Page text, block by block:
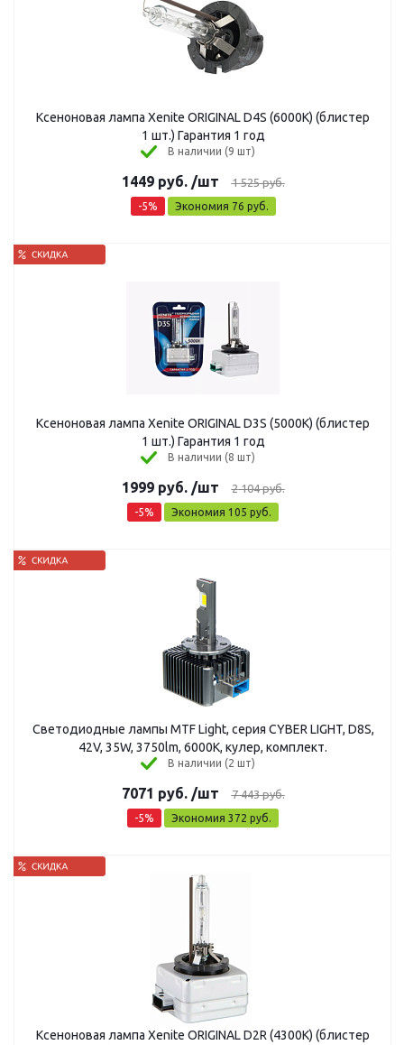
Ксеноновая лампа Xenite ORIGINAL D4S (6000K) (блистер
1 шт.) Гарантия 1 год
В наличии (9 шт)
1449руб. /шт 1 525руб.
-5% Экономия 76 руб.
Ксеноновая лампа Xenite ORIGINAL D3S (5000K) (блистер
1 шт.) Гарантия 1 год
В наличии (8 шт)
1999руб. /шт 2 104руб.
-5% Экономия 105 руб.
Светодиодные лампы MTF Light, серия CYBER LIGHT, D8S,
42V, 35W, 3750lm, 6000K, кулер, комплект.
В наличии (2 шт)
7071 руб. /шт 7 443руб.
-5% Экономия 372 руб.
Ксеноновая лампа Xenite ORIGINAL D2R (4300K) (блистер